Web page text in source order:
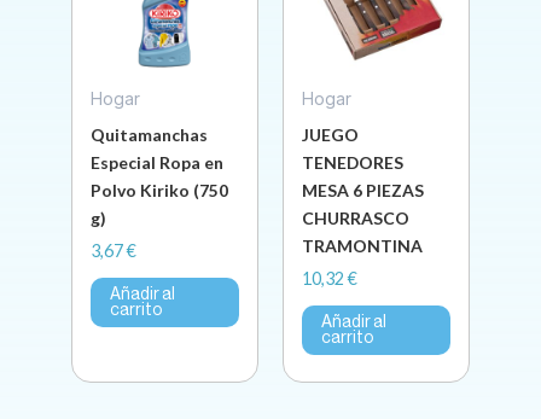
Hogar
Quitamanchas
Especial Ropa en
Polvo Kiriko (750
g)
3,67€
Añadir al
carrito
Hogar
JUEGO
TENEDORES
MESA 6 PIEZAS
CHURRASCO
TRAMONTINA
10,32€
Añadir al
carrito